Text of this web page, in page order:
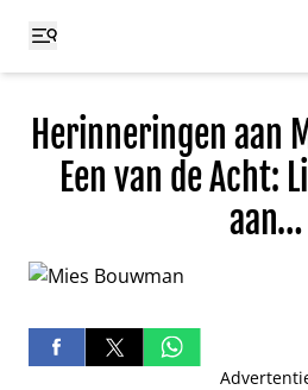
Herinneringen aan
Een van de Acht:
aan…